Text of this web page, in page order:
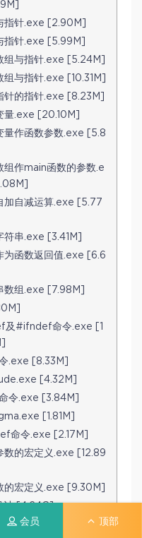
指针.exe [2.90M]
指针.exe [5.99M]
组与指针.exe [5.24M]
组与指针.exe [10.31M]
针的指针.exe [8.23M]
量.exe [20.10M]
量作函数参数.exe [5.8
组作main函数的参数.e
加自减运算.exe [5.77
符串.exe [3.41M]
为函数返回值.exe [6.6
数组.exe [7.98M]
及#ifndef命令.exe [1
.exe [8.33M]
[4.32M]
令.exe [3.84M]
[1.81M]
命令.exe [2.17M]
数的宏定义.exe [12.89
的宏定义.exe [9.30M]
计 [4.24G]
程语言 [137.34M]
会员 顶部